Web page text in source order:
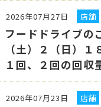
2026年07月27日 店舗
フードドライブの
（土）２（日）
１回、２回の回収
2026年07月23日 店舗